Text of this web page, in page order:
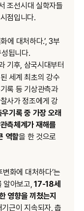
조선시대 실학자들
점입니다.
에 대처하다.’, 3부
됩니다.
기후, 삼국시대부터
세계 최초의 강수
록 등 기상관측과
사가 정조에게 강
기록 중 가장 오래
측체계가 재해를
역할을 한 것으로
화에 대처하다’는
알아보고,17-18세
영향을 끼쳤는지
근이 지속되자, 춥